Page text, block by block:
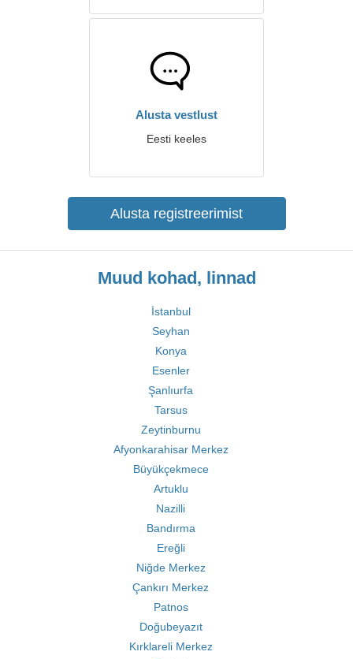
Alusta vestlust
Eesti keeles
Alusta registreerimist
Muud kohad, linnad
İstanbul
Seyhan
Konya
Esenler
Şanlıurfa
Tarsus
Zeytinburnu
Afyonkarahisar Merkez
Büyükçekmece
Artuklu
Nazilli
Bandırma
Ereğli
Niğde Merkez
Çankırı Merkez
Patnos
Doğubeyazıt
Kırklareli Merkez